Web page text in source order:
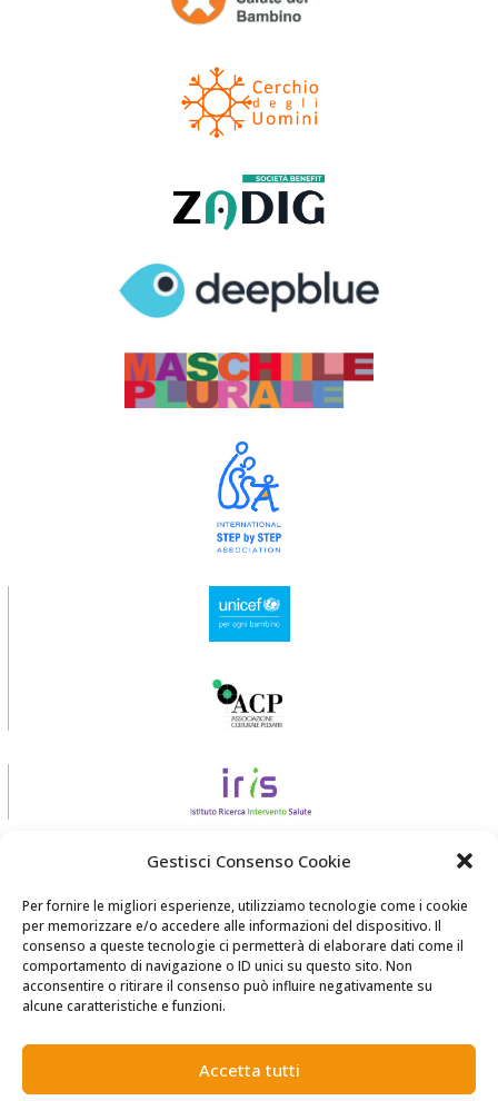
Gestisci Consenso Cookie
Per fornire le migliori esperienze, utilizziamo tecnologie come i cookie
per memorizzare e/o accedere alle informazioni del dispositivo. Il
consenso a queste tecnologie ci permetterà di elaborare dati come il
comportamento di navigazione o ID unici su questo sito. Non
acconsentire o ritirare il consenso può influire negativamente su
alcune caratteristiche e funzioni.
Accetta tutti
realizzato daZadig srl Società Benefit